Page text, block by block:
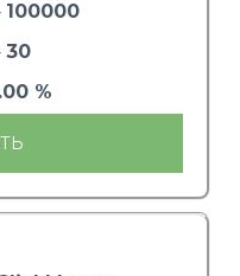
100000
30
%